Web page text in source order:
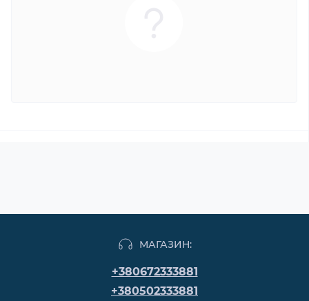
МАГАЗИН:
+380672333881
+380502333881